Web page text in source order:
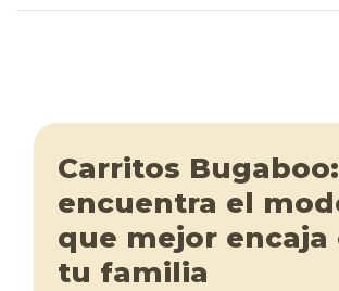
Carritos Bugaboo:
encuentra el
que mejor encaja
tu familia